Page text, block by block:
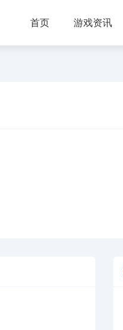
首页 游戏资讯